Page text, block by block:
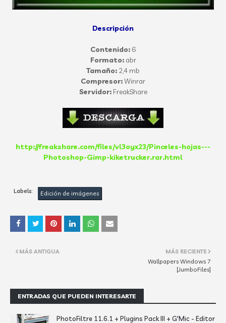
Descripción
Contenido: 6
Formato:abr
Tamaño: 2,4 mb
Compresor:Winrar
Servidor:FreakShare
http://freakshare.com/files/vl3oyx23/Pinceles-hojas---
Photoshop-Gimp-kiketrucker.rar.html
Labels: Edición de imágenes
MÁS RECIENTE
Wallpapers Windows 7
[JumboFiles]
MÁS ANTIGUA
ENTRADAS QUE PUEDEN INTERESARTE
PhotoFiltre 11.6.1 + Plugins Pack III + G'Mic - Editor